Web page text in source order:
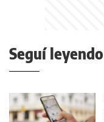
Seguí leyendo